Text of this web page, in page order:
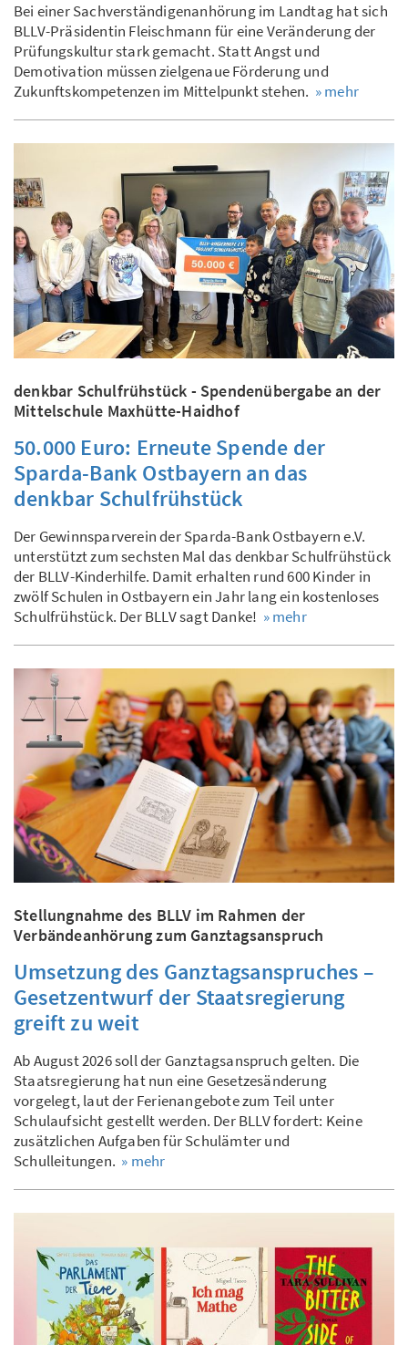
Bei einer Sachverständigenanhörung im Landtag hat sich
BLLV-Präsidentin Fleischmann für eine Veränderung der
Prüfungskultur stark gemacht. Statt Angst und
Demotivation müssen zielgenaue Förderung und
Zukunftskompetenzen im Mittelpunkt stehen. » mehr
denkbar Schulfrühstück - Spendenübergabe an der
Mittelschule Maxhütte-Haidhof
50.000 Euro: Erneute Spende der
Sparda-Bank Ostbayern an das
denkbar Schulfrühstück
Der Gewinnsparverein der Sparda-Bank Ostbayern e.V.
unterstützt zum sechsten Mal das denkbar Schulfrühstück
der BLLV-Kinderhilfe. Damit erhalten rund 600 Kinder in
zwölf Schulen in Ostbayern ein Jahr lang ein kostenloses
Schulfrühstück. Der BLLV sagt Danke! » mehr
Stellungnahme des BLLV im Rahmen der
Verbändeanhörung zum Ganztagsanspruch
Umsetzung des Ganztagsanspruches –
Gesetzentwurf der Staatsregierung
greift zu weit
Ab August 2026 soll der Ganztagsanspruch gelten. Die
Staatsregierung hat nun eine Gesetzesänderung
vorgelegt, laut der Ferienangebote zum Teil unter
Schulaufsicht gestellt werden. Der BLLV fordert: Keine
zusätzlichen Aufgaben für Schulämter und
Schulleitungen. » mehr